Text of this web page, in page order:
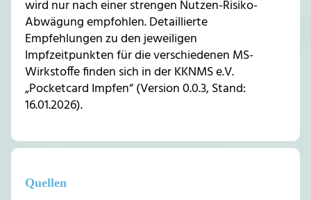
wird nur nach einer strengen Nutzen-Risiko-
Abwägung empfohlen. Detaillierte
Empfehlungen zu den jeweiligen
Impfzeitpunkten für die verschiedenen MS-
Wirkstoffe finden sich in der KKNMS e.V.
„Pocketcard Impfen“ (Version 0.0.3, Stand:
16.01.2026).
Quellen